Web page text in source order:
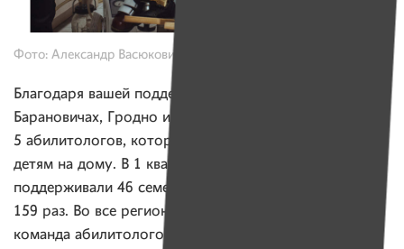
Фото: Александр Васюкович для Имён
Благодаря вашей поддержке в регионах, в Бресте,
Барановичах, Гродно и Витебске постоянно работает
5 абилитологов, которые помогают тяжелобольным
детям на дому. В 1 квартале 2020 года они постоянно
поддерживали 46 семей, приходили к ним с визитами
159 раз. Во все регионы продолжает выезжать
команда абилитологов из Минска. За январь–март